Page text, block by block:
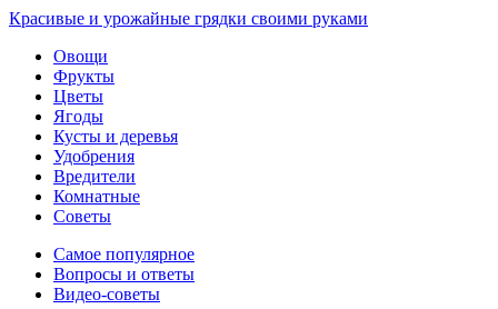
Красивые и урожайные грядки своими руками
Овощи
Фрукты
Цветы
Ягоды
Кусты и деревья
Удобрения
Вредители
Комнатные
Советы
Самое популярное
Вопросы и ответы
Видео-советы